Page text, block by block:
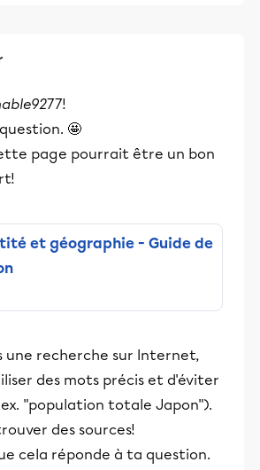
!
🤩
page pourrait être un bon
et géographie - Guide de
une recherche sur Internet,
des mots précis et d'éviter
ex. "population totale Japon").
des sources!
cela réponde à ta question.